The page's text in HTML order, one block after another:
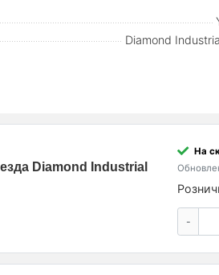
Diamond
Diamond Industrial
На
-